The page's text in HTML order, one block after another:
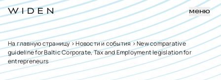
меню
На главную страницу>Новости и события>New comparative
guideline for Baltic Corporate, Tax and Employment legislation for
entrepreneurs